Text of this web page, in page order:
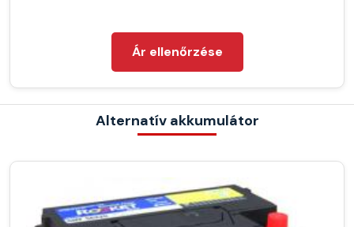
Ár ellenőrzése
Alternatív akkumulátor